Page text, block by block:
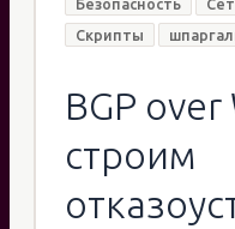
Безопасность
Скрипты
BGP
строим